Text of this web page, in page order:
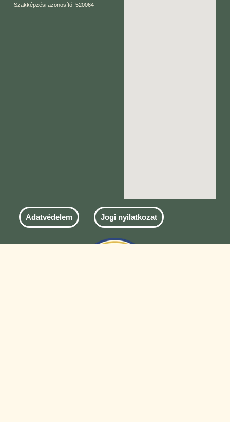
Szakképzési azonosító: 520064
Adatvédelem Jogi nyilatkozat